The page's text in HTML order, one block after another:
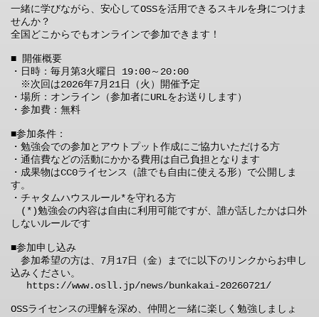
一緒に学びながら、安心してOSSを活用できるスキルを身につけま
せんか？
全国どこからでもオンラインで参加できます！
■ 開催概要
・日時：毎月第3火曜日 19:00～20:00
※次回は2026年7月21日（火）開催予定
・場所：オンライン（参加者にURLをお送りします）
・参加費：無料
■参加条件：
・勉強会での参加とアウトプット作成にご協力いただける方
・通信費などの活動にかかる費用は自己負担となります
・成果物はCC0ライセンス（誰でも自由に使える形）で公開しま
す。
・チャタムハウスルール*を守れる方
(*)勉強会の内容は自由に利用可能ですが、誰が話したかは口外
しないルールです
■参加申し込み
参加希望の方は、7月17日（金）までに以下のリンクからお申し
込みください。
OSSライセンスの理解を深め、仲間と一緒に楽しく勉強しましょ